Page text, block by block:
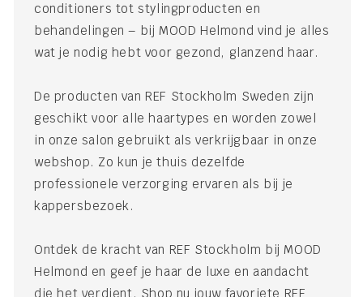
conditioners tot stylingproducten en
behandelingen – bij MOOD Helmond vind je alles
wat je nodig hebt voor gezond, glanzend haar.
De producten van REF Stockholm Sweden zijn
geschikt voor alle haartypes en worden zowel
in onze salon gebruikt als verkrijgbaar in onze
webshop. Zo kun je thuis dezelfde
professionele verzorging ervaren als bij je
kappersbezoek.
Ontdek de kracht van REF Stockholm bij MOOD
Helmond en geef je haar de luxe en aandacht
die het verdient. Shop nu jouw favoriete REF